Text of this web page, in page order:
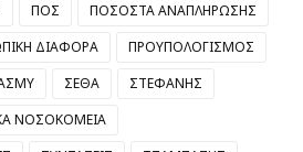
ΠΟΣ
ΠΟΣΟΣΤΑ ΑΝΑΠΛΗΡΩΣΗΣ
ΔΙΑΦΟΡΑ
ΠΡΟΥΠΟΛΟΓΙΣΜΟΣ
ΣΕΘΑ
ΣΤΕΦΑΝΗΣ
ΝΟΣΟΚΟΜΕΙΑ